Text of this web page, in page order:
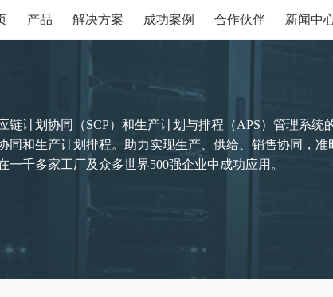
产品 解决方案 成功案例 合作伙伴 新闻中
链计划协同（SCP）和生产计划与排程（APS）管理系统
同和生产计划排程。助力实现生产、供给、销售协同，准
一千多家工厂及众多世界500强企业中成功应用。